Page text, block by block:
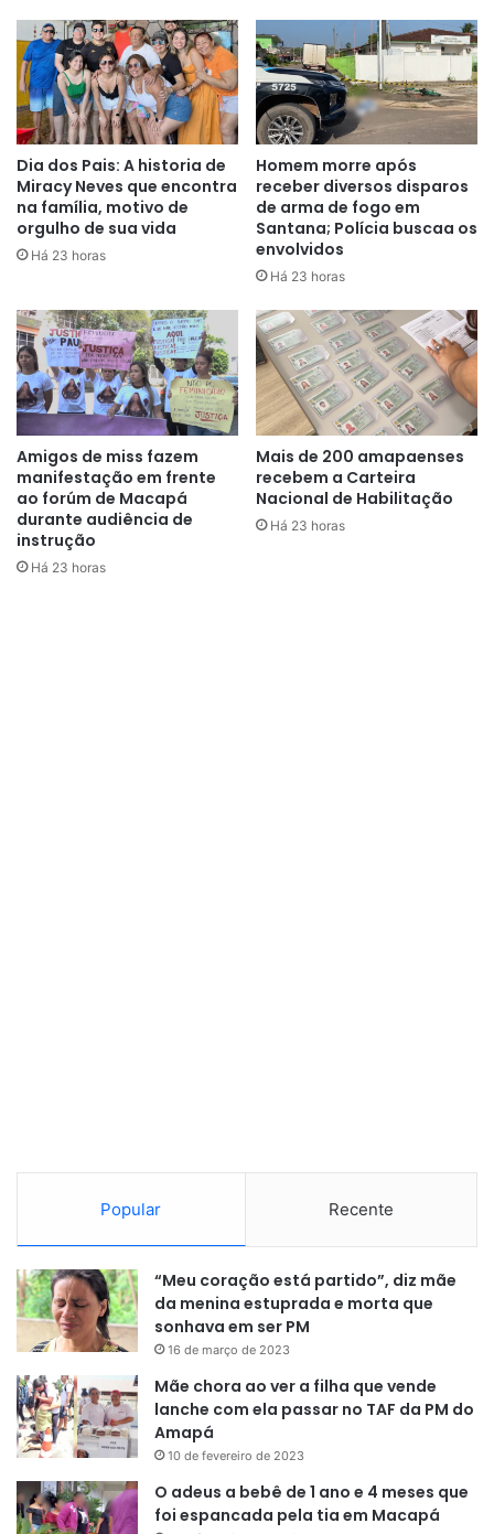
Dia dos Pais: A historia de
Miracy Neves que encontra
na família, motivo de
orgulho de sua vida
Há 23 horas
Homem morre após
receber diversos disparos
de arma de fogo em
Santana; Polícia buscaa os
envolvidos
Há 23 horas
Amigos de miss fazem
manifestação em frente
ao forúm de Macapá
durante audiência de
instrução
Há 23 horas
Mais de 200 amapaenses
recebem a Carteira
Nacional de Habilitação
Há 23 horas
Popular Recente
“Meu coração está partido”, diz mãe
da menina estuprada e morta que
sonhava em ser PM
16 de março de 2023
Mãe chora ao ver a filha que vende
lanche com ela passar no TAF da PM do
Amapá
10 de fevereiro de 2023
O adeus a bebê de 1 ano e 4 meses que
foi espancada pela tia em Macapá